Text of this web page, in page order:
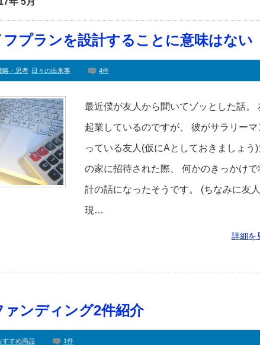
プランを設計することに意味はない
略・思考 日々の出来事 4件
最近僕が友人から聞いてゾッとした話。
起業しているのですが、 彼がサラリーマ
っている友人(仮にAとしておきましょう
の家に招待された際、 何かのきっかけで
計の話になったそうです。 (ちなみに友
現…
詳細を
ァンディング2件紹介
すすめ商品 1件